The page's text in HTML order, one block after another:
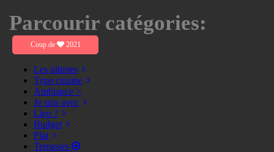
Parcourir catégories:
Coup de 2021
Les ultimes
Type cuisine
Ambiance >
Je suis avec
Lieu ?
Budget
Plat
Terrasses